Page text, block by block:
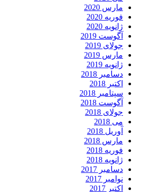
مارس 2020
فوریه 2020
ژانویه 2020
آگوست 2019
جولای 2019
مارس 2019
ژانویه 2019
دسامبر 2018
اکتبر 2018
سپتامبر 2018
آگوست 2018
جولای 2018
می 2018
آوریل 2018
مارس 2018
فوریه 2018
ژانویه 2018
دسامبر 2017
نوامبر 2017
اکتبر 2017